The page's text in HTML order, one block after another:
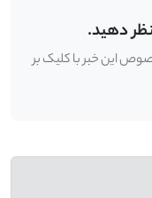
دهید.
این خبر با کلیک بر